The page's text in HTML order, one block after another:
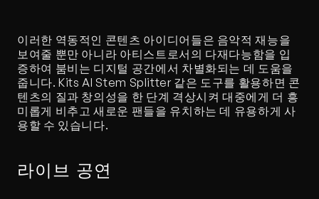
이러한 역동적인 콘텐츠 아이디어들은 음악적 재능을
보여줄 뿐만 아니라 아티스트로서의 다재다능함을 입
증하여 붐비는 디지털 공간에서 차별화되는 데 도움을
줍니다. Kits AI Stem Splitter 같은 도구를 활용하면 콘
텐츠의 질과 창의성을 한 단계 격상시켜 대중에게 더 흥
미롭게 비추고 새로운 팬들을 유치하는 데 유용하게 사
용할 수 있습니다.
라이브 공연